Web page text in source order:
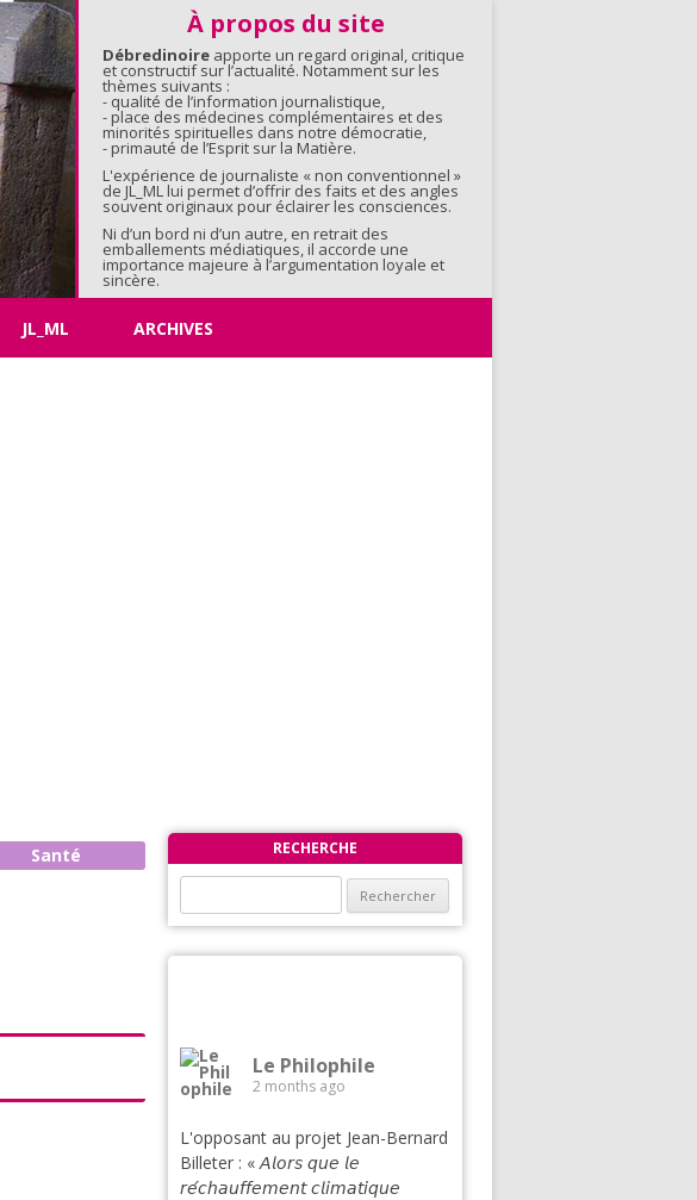
À propos du site
Débredinoire apporte un regard original, critique
et constructif sur l’actualité. Notamment sur les
thèmes suivants :
- qualité de l’information journalistique,
- place des médecines complémentaires et des
minorités spirituelles dans notre démocratie,
- primauté de l’Esprit sur la Matière.
L'expérience de journaliste « non conventionnel »
de JL_ML lui permet d’offrir des faits et des angles
souvent originaux pour éclairer les consciences.
Ni d’un bord ni d’un autre, en retrait des
emballements médiatiques, il accorde une
importance majeure à l’argumentation loyale et
sincère.
Aller au contenu
JL_ML ARCHIVES
Santé RECHERCHE
Le Philophile
2 months ago
L'opposant au projet Jean-Bernard
Billeter : « 𝘈𝘭𝘰𝘳𝘴 𝘲𝘶𝘦 𝘭𝘦
𝘳𝘦́𝘤𝘩𝘢𝘶𝘧𝘧𝘦𝘮𝘦𝘯𝘵 𝘤𝘭𝘪𝘮𝘢𝘵𝘪𝘲𝘶𝘦